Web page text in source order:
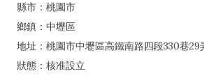
縣市：桃園市
鄉鎮：中壢區
地址：桃園市中壢區高鐵南路四段330巷29
狀態：核准設立